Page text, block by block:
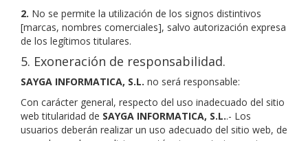
2. No se permite la utilización de los signos distintivos
[marcas, nombres comerciales], salvo autorización expresa
de los legítimos titulares.
5. Exoneración de responsabilidad.
SAYGA INFORMATICA, S.L. no será responsable:
Con carácter general, respecto del uso inadecuado del sitio
web titularidad de SAYGA INFORMATICA, S.L..- Los
usuarios deberán realizar un uso adecuado del sitio web, de